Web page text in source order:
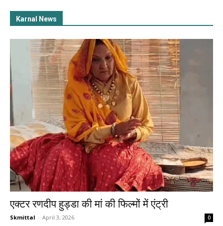
Karnal News
एक्टर रणदीप हुड्डा की मां की फिल्मों में एंट्री
Skmittal - April 3, 2026 0